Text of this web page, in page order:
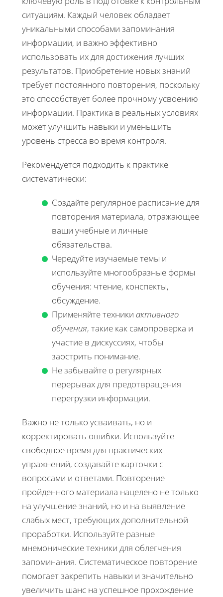
ситуациям. Каждый человек обладает
уникальными способами запоминания
информации, и важно эффективно
использовать их для достижения лучших
результатов. Приобретение новых знаний
требует постоянного повторения, поскольку
это способствует более прочному усвоению
информации. Практика в реальных условиях
может улучшить навыки и уменьшить
уровень стресса во время контроля.
Рекомендуется подходить к практике
систематически:
Создайте регулярное расписание для
повторения материала, отражающее
ваши учебные и личные
обязательства.
Чередуйте изучаемые темы и
используйте многообразные формы
обучения: чтение, конспекты,
обсуждение.
Применяйте техники активного
обучения, такие как самопроверка и
участие в дискуссиях, чтобы
заострить понимание.
Не забывайте о регулярных
перерывах для предотвращения
перегрузки информации.
Важно не только усваивать, но и
корректировать ошибки. Используйте
свободное время для практических
упражнений, создавайте карточки с
вопросами и ответами. Повторение
пройденного материала нацелено не только
на улучшение знаний, но и на выявление
слабых мест, требующих дополнительной
проработки. Используйте разные
мнемонические техники для облегчения
запоминания. Систематическое повторение
помогает закрепить навыки и значительно
увеличить шанс на успешное прохождение